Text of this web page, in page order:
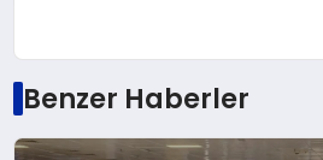
Benzer Haberler